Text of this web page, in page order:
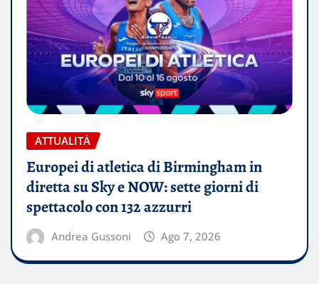
ATTUALITÀ
Europei di atletica di Birmingham in
diretta su Sky e NOW: sette giorni di
spettacolo con 132 azzurri
Andrea Gussoni Ago 7, 2026